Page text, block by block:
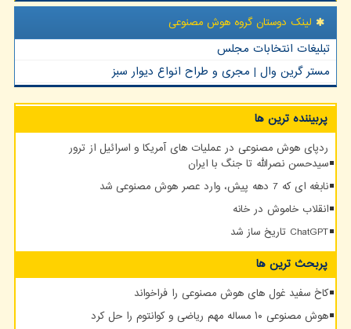
لینک دوستان گروه هوش مصنوعی
تبلیغات انتخابات مجلس
مستر گرین وال | مجری و طراح انواع دیوار سبز
پربیننده ترین ها
ردپای هوش مصنوعی در عملیات های آمریکا و اسرائیل از ترور
سیدحسن نصرالله تا جنگ با ایران
نابغه ای که 7 دهه پیش، وارد عصر هوش مصنوعی شد
انقلاب خاموش در خانه
ChatGPT تاریخ ساز شد
پربحث ترین ها
کاخ سفید غول های هوش مصنوعی را فراخواند
هوش مصنوعی ۱۰ مساله مهم ریاضی و کوانتوم را حل کرد